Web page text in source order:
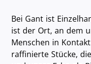
Bei Gant ist
ist der Ort, an dem
Menschen in
raffinierte Stücke,